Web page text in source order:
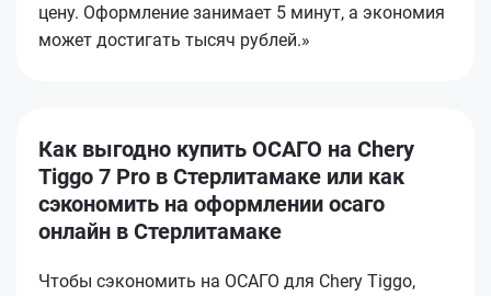
цену. Оформление занимает 5 минут, а экономия
может достигать тысяч рублей.»
Как выгодно купить ОСАГО на Chery
Tiggo 7 Pro в Стерлитамаке или как
сэкономить на оформлении осаго
онлайн в Стерлитамаке
Чтобы сэкономить на ОСАГО для Chery Tiggo,